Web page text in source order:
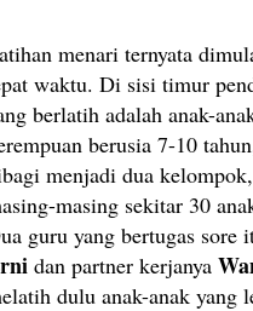
menari ternyata
waktu. Di sisi timur
berlatih adalah anak-
berusia 7-10
menjadi dua kelompok,
masing sekitar 30
guru yang bertugas sore
dan partner kerjanya
dulu anak-anak yang